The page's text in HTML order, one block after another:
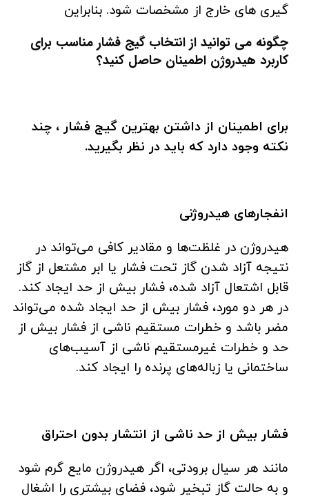
گیری های خارج از مشخصات شود. بنابراین
چگونه می توانید از انتخاب گیج فشار مناسب برای
کاربرد هیدروژن اطمینان حاصل کنید؟
برای اطمینان از داشتن بهترین گیج فشار ، چند
نکته وجود دارد که باید در نظر بگیرید.
انفجارهای هیدروژنی
هیدروژن در غلظت‌ها و مقادیر کافی می‌تواند در
نتیجه آزاد شدن گاز تحت فشار یا ابر مشتعل از گاز
قابل اشتعال آزاد شده، فشار بیش از حد ایجاد کند.
در هر دو مورد، فشار بیش از حد ایجاد شده می‌تواند
مضر باشد و خطرات مستقیم ناشی از فشار بیش از
حد و خطرات غیرمستقیم ناشی از آسیب‌های
ساختمانی یا زباله‌های پرنده را ایجاد کند.
فشار بیش از حد ناشی از انتشار بدون احتراق
مانند هر سیال برودتی، اگر هیدروژن مایع گرم شود
و به حالت گاز تبخیر شود، فضای بیشتری را اشغال